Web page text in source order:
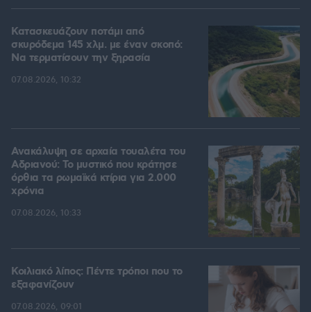
Κατασκευάζουν ποτάμι από
σκυρόδεμα 145 χλμ. με έναν σκοπό:
Να τερματίσουν την ξηρασία
07.08.2026, 10:32
Ανακάλυψη σε αρχαία τουαλέτα του
Αδριανού: Το μυστικό που κράτησε
όρθια τα ρωμαϊκά κτίρια για 2.000
χρόνια
07.08.2026, 10:33
Κοιλιακό λίπος: Πέντε τρόποι που το
εξαφανίζουν
07.08.2026, 09:01